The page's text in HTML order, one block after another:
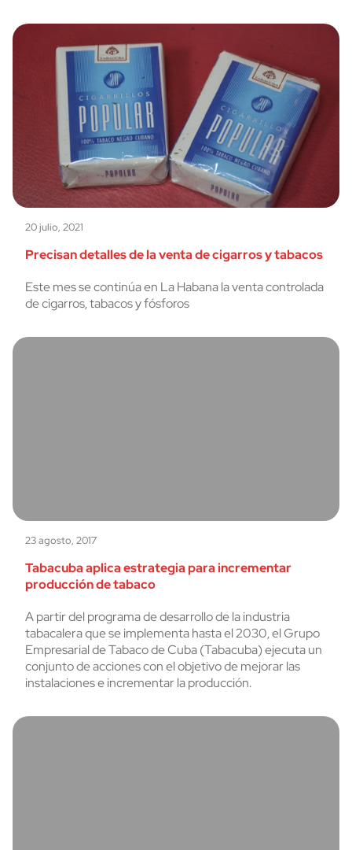
20 julio, 2021
Precisan detalles de la venta de cigarros y tabacos
Este mes se continúa en La Habana la venta controlada
de cigarros, tabacos y fósforos
23 agosto, 2017
Tabacuba aplica estrategia para incrementar
producción de tabaco
A partir del programa de desarrollo de la industria
tabacalera que se implementa hasta el 2030, el Grupo
Empresarial de Tabaco de Cuba (Tabacuba) ejecuta un
conjunto de acciones con el objetivo de mejorar las
instalaciones e incrementar la producción.